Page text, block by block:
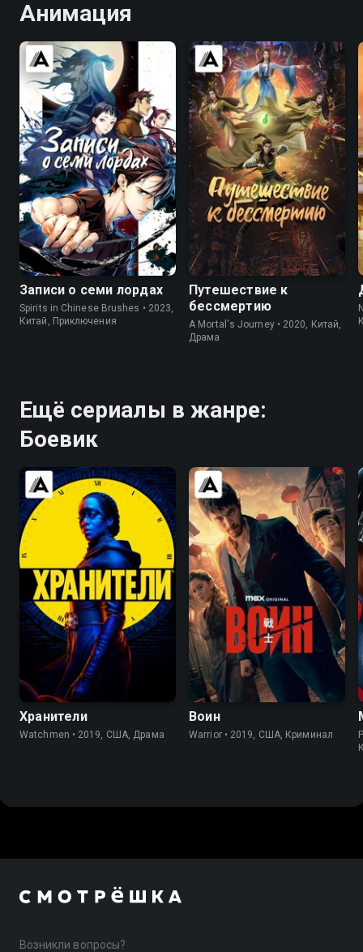
Анимация
7.9 7.3
Записи о семи лордах
Spirits in Chinese Brushes • 2023,
Китай, Приключения
7.9 6.9
Путешествие к
бессмертию
A Mortal's Journey • 2020, Китай,
Драма
Ещё сериалы в жанре:
Боевик
8.2
Хранители
Watchmen • 2019, США, Драма
8.2 8.4
Воин
Warrior • 2019, США, Криминал
Возникли вопросы?